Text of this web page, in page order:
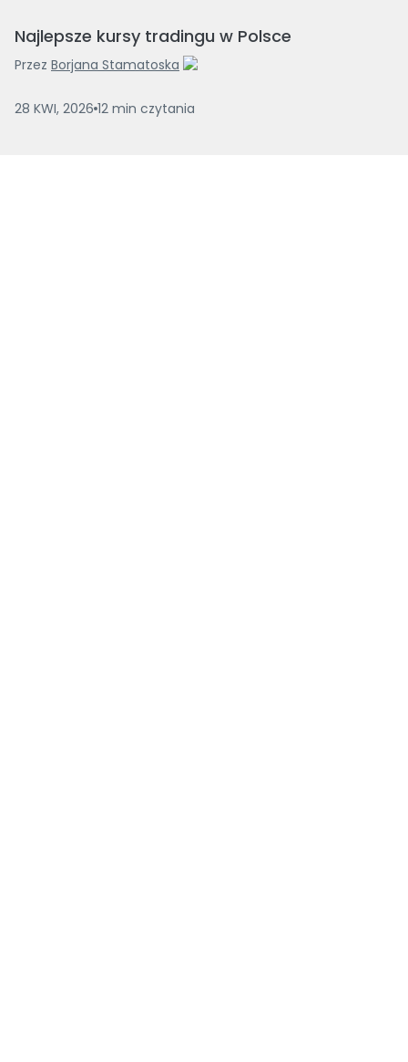
Najlepsze kursy tradingu w Polsce
Przez Borjana Stamatoska
28 KWI, 2026 12 min czytania